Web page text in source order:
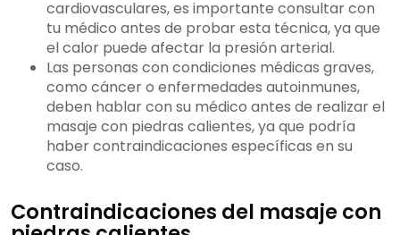
cardiovasculares, es importante consultar con
tu médico antes de probar esta técnica, ya que
el calor puede afectar la presión arterial.
Las personas con condiciones médicas graves,
como cáncer o enfermedades autoinmunes,
deben hablar con su médico antes de realizar el
masaje con piedras calientes, ya que podría
haber contraindicaciones específicas en su
caso.
Contraindicaciones del masaje con